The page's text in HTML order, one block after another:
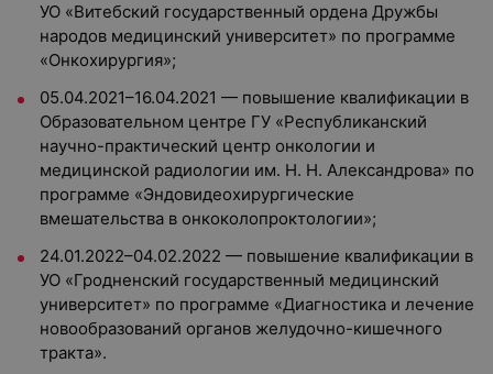
УО «Витебский государственный ордена Дружбы
народов медицинский университет» по программе
«Онкохирургия»;
05.04.2021–16.04.2021 — повышение квалификации в
Образовательном центре ГУ «Республиканский
научно-практический центр онкологии и
медицинской радиологии им. Н. Н. Александрова» по
программе «Эндовидеохирургические
вмешательства в онкоколопроктологии»;
24.01.2022–04.02.2022 — повышение квалификации в
УО «Гродненский государственный медицинский
университет» по программе «Диагностика и лечение
новообразований органов желудочно-кишечного
тракта».